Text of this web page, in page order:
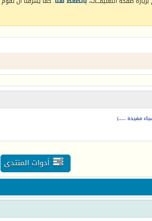
مفيدة .....)
أدوات المنتدى